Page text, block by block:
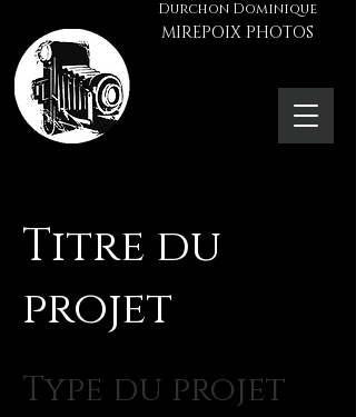
MIREPOIX PHOTOS
Durchon Dominique
Titre du
projet
Type du projet